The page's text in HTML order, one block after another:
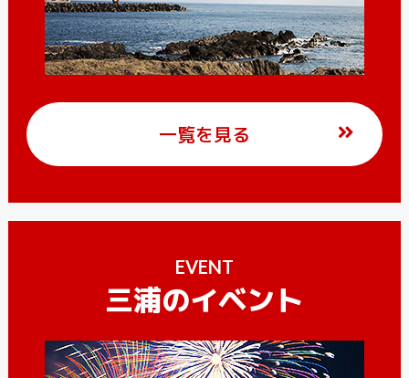
一覧を見る
EVENT
三浦のイベント